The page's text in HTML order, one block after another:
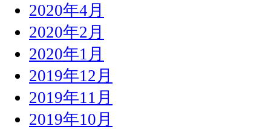
2020年4月
2020年2月
2020年1月
2019年12月
2019年11月
2019年10月